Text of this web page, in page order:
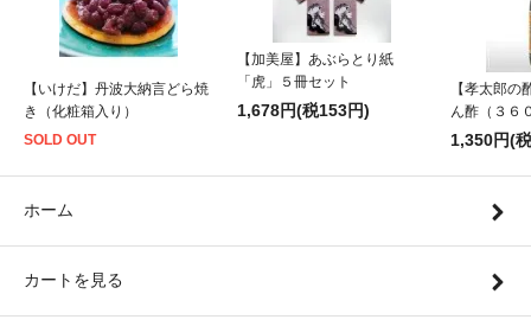
【いけだ】丹波大納言どら焼
き（化粧箱入り）
SOLD OUT
【加美屋】あぶらとり紙
「虎」５冊セット
1,678円(税153円)
【孝太郎の
ん酢（３６
1,350円(
ホーム
カートを見る